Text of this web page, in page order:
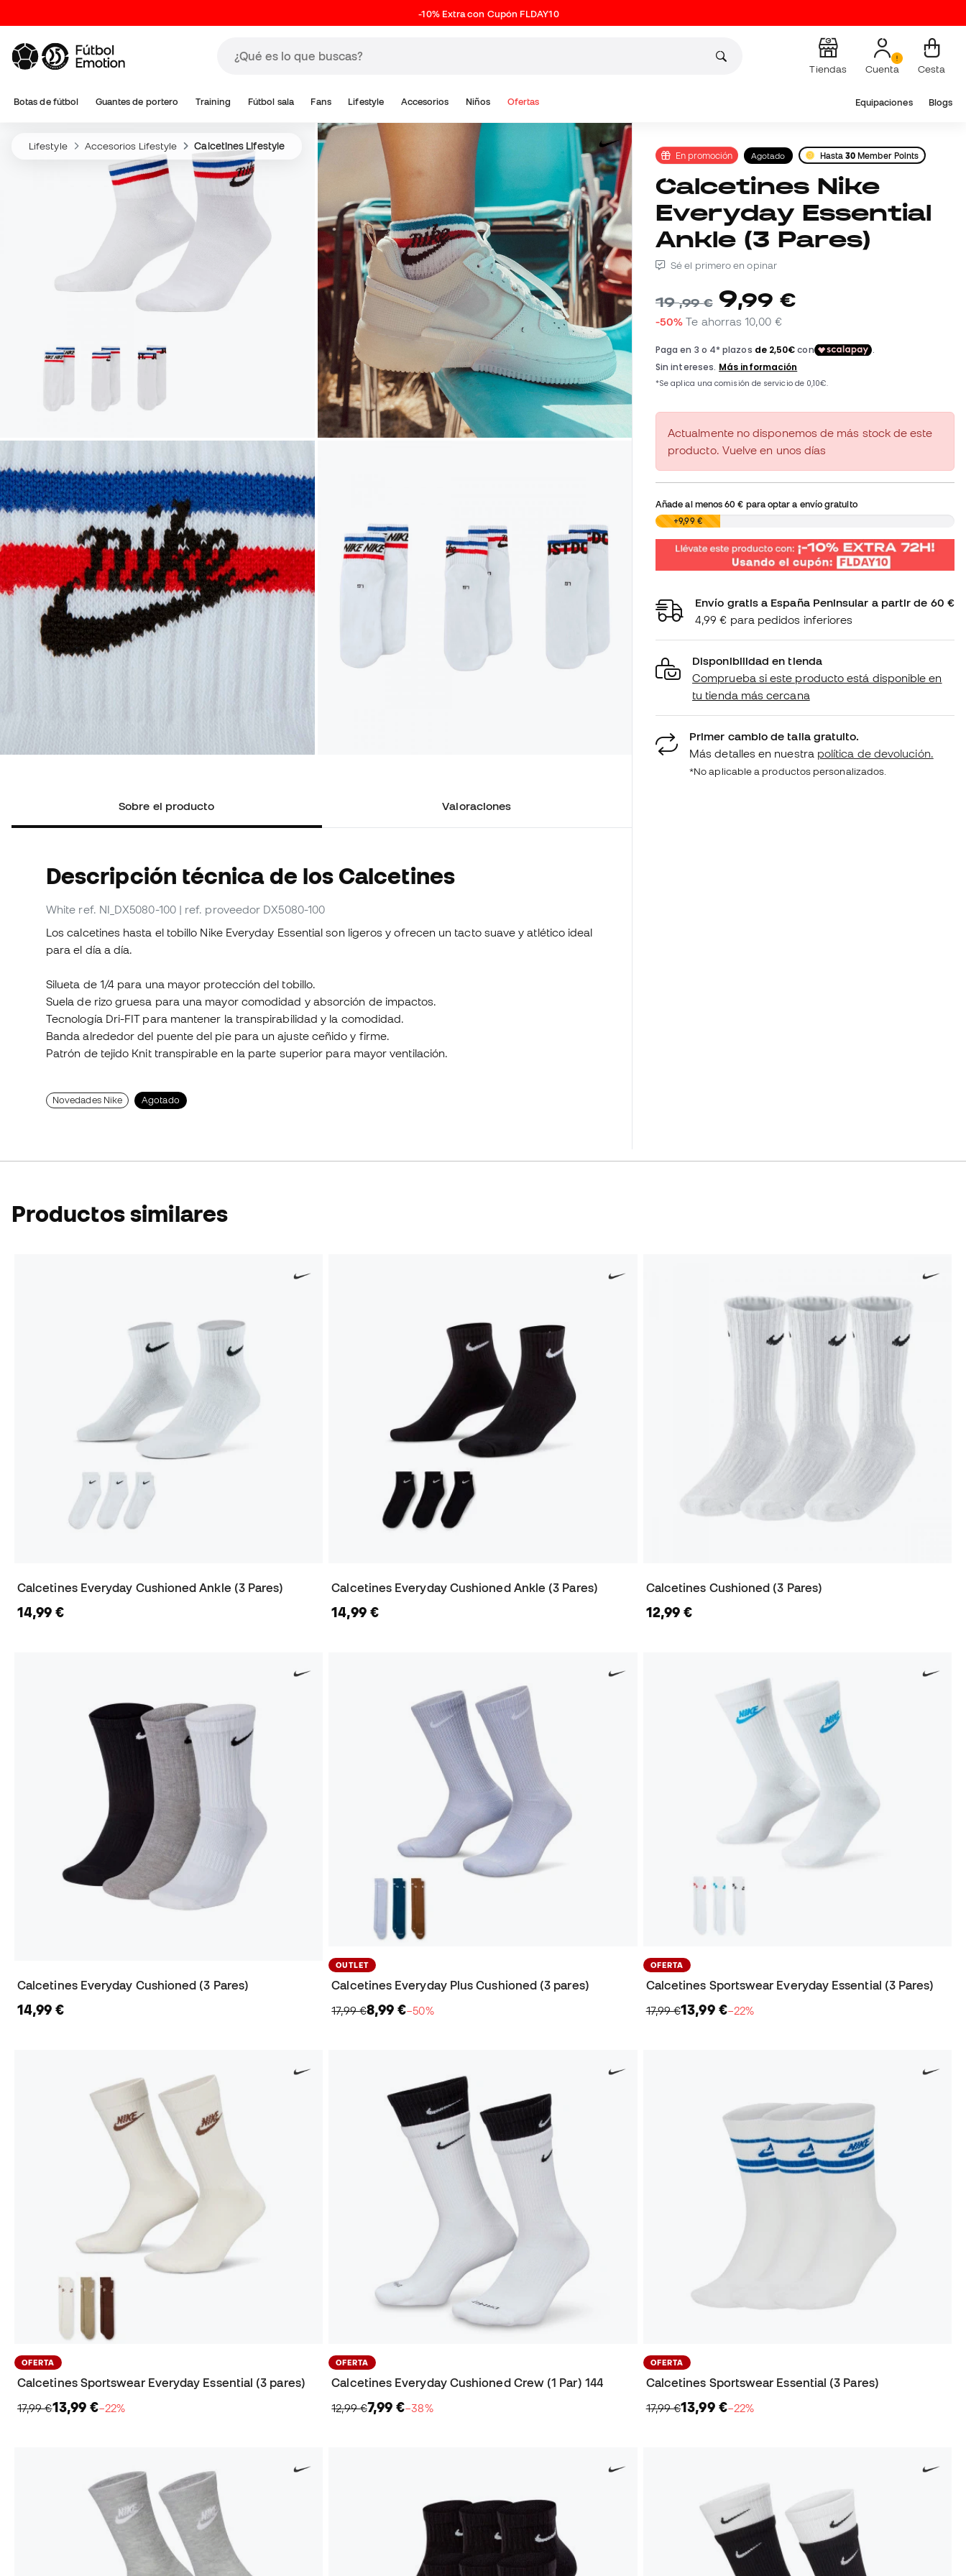
-10% Extra con Cupón FLDAY10
Tiendas Cuenta Cesta
Botas de fútbol Guantes de portero Training Fútbol sala Fans Lifestyle Accesorios Niños Ofertas Equipaciones Blogs
Lifestyle Accesorios Lifestyle Calcetines Lifestyle
Sobre el producto Valoraciones
Descripción técnica de los Calcetines
White ref. NI_DX5080-100 | ref. proveedor DX5080-100
Los calcetines hasta el tobillo Nike Everyday Essential son ligeros y ofrecen un tacto suave y atlético ideal
para el día a día.
Silueta de 1/4 para una mayor protección del tobillo.
Suela de rizo gruesa para una mayor comodidad y absorción de impactos.
Tecnología Dri-FIT para mantener la transpirabilidad y la comodidad.
Banda alrededor del puente del pie para un ajuste ceñido y firme.
Patrón de tejido Knit transpirable en la parte superior para mayor ventilación.
Novedades Nike Agotado
En promoción Agotado Hasta30 Member Points
Calcetines Nike
Everyday Essential
Ankle (3 Pares)
Sé el primero en opinar
19,99 € 9,99 €
-50% Te ahorras10,00 €
Actualmente no disponemos de más stock de este
producto. Vuelve en unos días
Añade al menos60 € para optar a envío gratuito
0,00 €+9,99 €
Envío gratis a España Peninsular a partir de 60 €
4,99 € para pedidos inferiores
Disponibilidad en tienda
Comprueba si este producto está disponible en
tu tienda más cercana
Primer cambio de talla gratuito.
Más detalles en nuestra política de devolución.
*No aplicable a productos personalizados.
Productos similares
Calcetines Everyday Cushioned Ankle (3 Pares)
14,99 €
Calcetines Everyday Cushioned Ankle (3 Pares)
14,99 €
Calcetines Cushioned (3 Pares)
12,99 €
Calcetines Everyday Cushioned (3 Pares)
14,99 €
OUTLET
Calcetines Everyday Plus Cushioned (3 pares)
17,99 €8,99 €−50%
OFERTA
Calcetines Sportswear Everyday Essential (3 Pares)
17,99 €13,99 €−22%
OFERTA
Calcetines Sportswear Everyday Essential (3 pares)
17,99 €13,99 €−22%
OFERTA
Calcetines Everyday Cushioned Crew (1 Par) 144
12,99 €7,99 €−38%
OFERTA
Calcetines Sportswear Essential (3 Pares)
17,99 €13,99 €−22%